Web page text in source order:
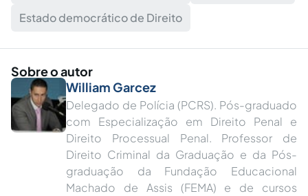
Estado democrático de Direito
Sobre o autor
William Garcez
Delegado de Polícia (PCRS). Pós-graduado
com Especialização em Direito Penal e
Direito Processual Penal. Professor de
Direito Criminal da Graduação e da Pós-
graduação da Fundação Educacional
Machado de Assis (FEMA) e de cursos